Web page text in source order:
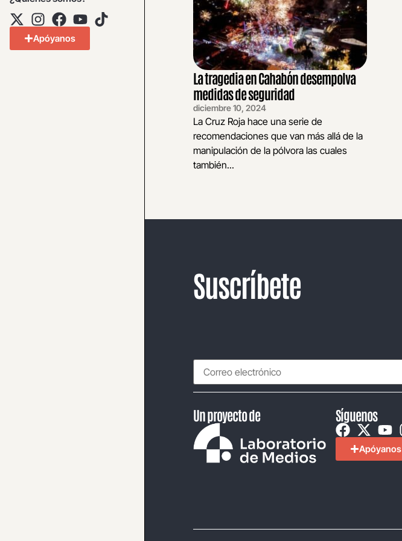
Apóyanos
La tragedia en Cahabón desempolva
medidas de seguridad
diciembre 10, 2024
La Cruz Roja hace una serie de
recomendaciones que van más allá de la
manipulación de la pólvora las cuales
también...
Suscríbete
Un proyecto de Síguenos
Apóyanos